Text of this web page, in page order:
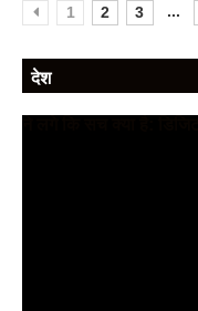
1 2 3 ...
देश